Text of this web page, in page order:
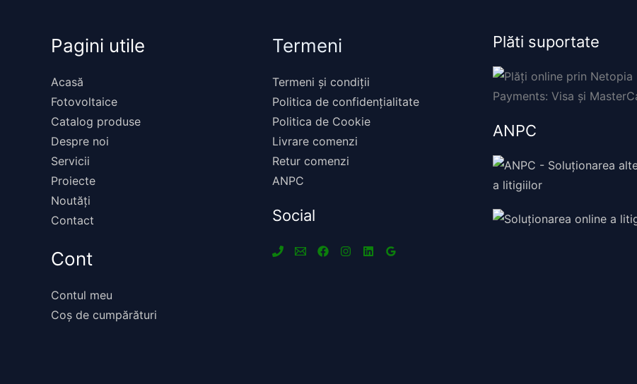
Pagini utile
Acasă
Fotovoltaice
Catalog produse
Despre noi
Servicii
Proiecte
Noutăți
Contact
Cont
Contul meu
Coș de cumpărături
Termeni
Termeni și condiții
Politica de confidențialitate
Politica de Cookie
Livrare comenzi
Retur comenzi
ANPC
Social
Plăti suportate
ANPC